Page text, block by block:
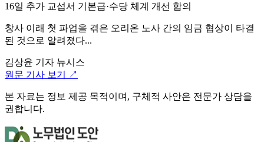
16일 추가 교섭서 기본급·수당 체계 개선 합의
창사 이래 첫 파업을 겪은 오리온 노사 간의 임금 협상이 타결
된 것으로 알려졌다...
김상윤 기자 뉴시스
원문 기사 보기 ↗
본 자료는 정보 제공 목적이며, 구체적 사안은 전문가 상담을
권합니다.